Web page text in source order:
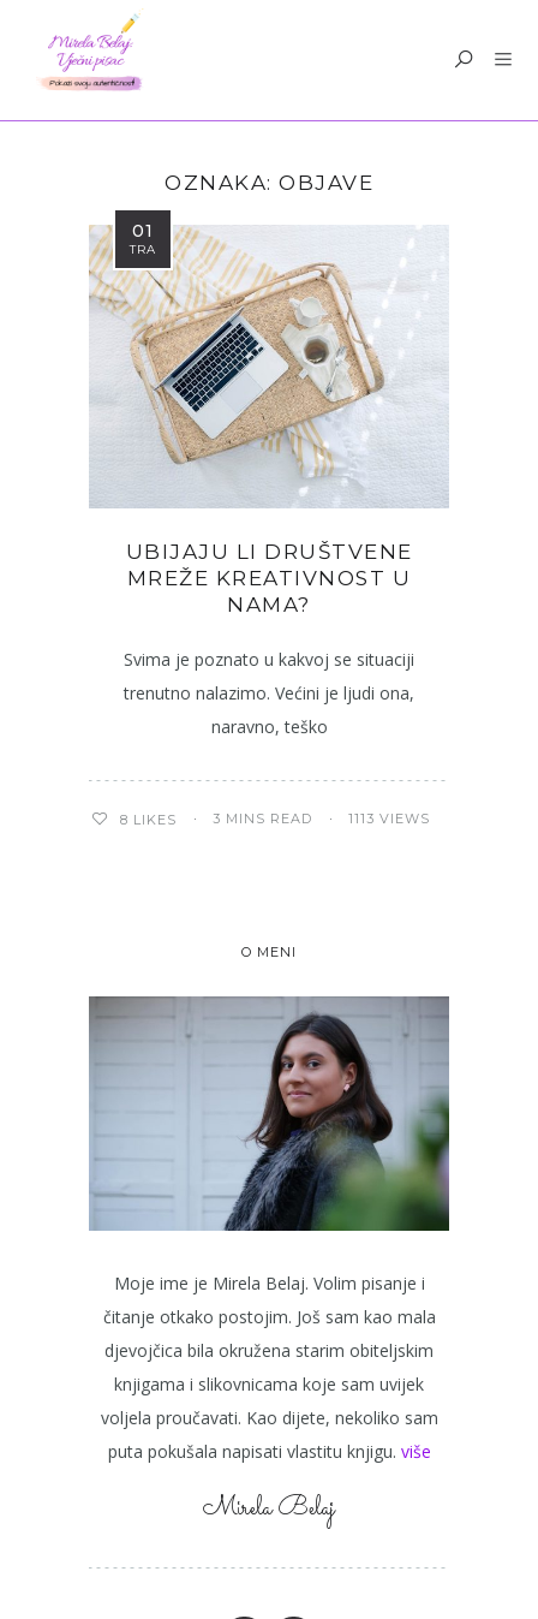
OZNAKA: OBJAVE
01
TRA
UBIJAJU LI DRUŠTVENE
MREŽE KREATIVNOST U
NAMA?
Svima je poznato u kakvoj se situaciji
trenutno nalazimo. Većini je ljudi ona,
naravno, teško
8 LIKES 3 MINS READ 1113 VIEWS
O MENI
Moje ime je Mirela Belaj. Volim pisanje i
čitanje otkako postojim. Još sam kao mala
djevojčica bila okružena starim obiteljskim
knjigama i slikovnicama koje sam uvijek
voljela proučavati. Kao dijete, nekoliko sam
puta pokušala napisati vlastitu knjigu. više
Mirela Belaj